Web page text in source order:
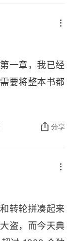
需要负责向我
100 元台币纸
老虎机月营业
元台币...... 现
处。这种老虎
吐出率，也可
硬币后，返还
分别是 0->2
、5->70、6-
普遍的设定都
问满满的老板
，设置的就是
一章，我已经
要将整本书都
分享
转轮拼凑起来
盗，而今天典